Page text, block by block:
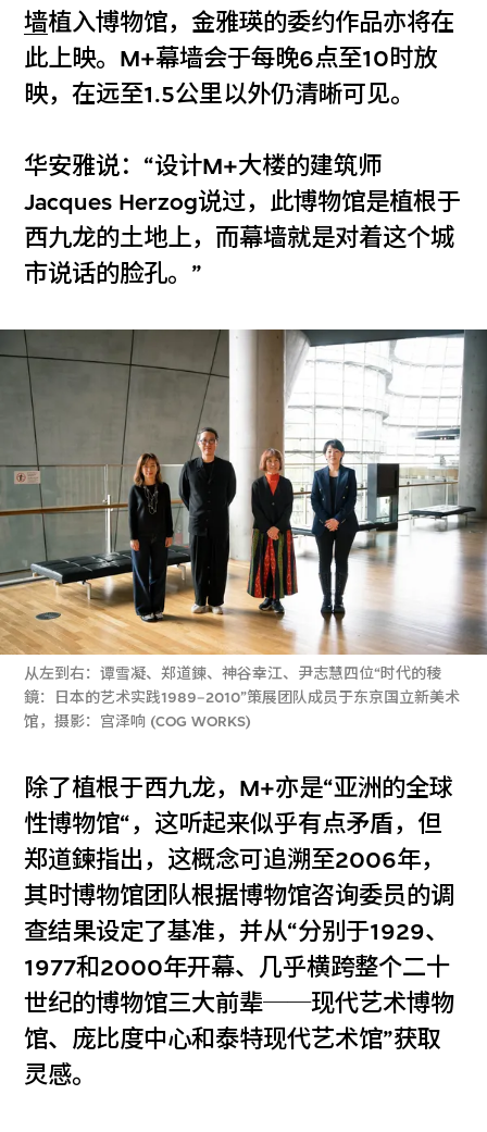
墙植入博物馆，金雅瑛的委约作品亦将在
此上映。M+幕墙会于每晚6点至10时放
映，在远至1.5公里以外仍清晰可见。
华安雅说：“设计M+大楼的建筑师
Jacques Herzog说过，此博物馆是植根于
西九龙的土地上，而幕墙就是对着这个城
市说话的脸孔。”
从左到右：谭雪凝、郑道鍊、神谷幸江、尹志慧四位“时代的稜
鏡：日本的艺术实践1989‒2010”策展团队成员于东京国立新美术
馆，摄影：宫泽响 (COG WORKS)
除了植根于西九龙，M+亦是“亚洲的全球
性博物馆“，这听起来似乎有点矛盾，但
郑道鍊指出，这概念可追溯至2006年，
其时博物馆团队根据博物馆咨询委员的调
查结果设定了基准，并从“分别于1929、
1977和2000年开幕、几乎横跨整个二十
世纪的博物馆三大前辈──现代艺术博物
馆、庞比度中心和泰特现代艺术馆”获取
灵感。